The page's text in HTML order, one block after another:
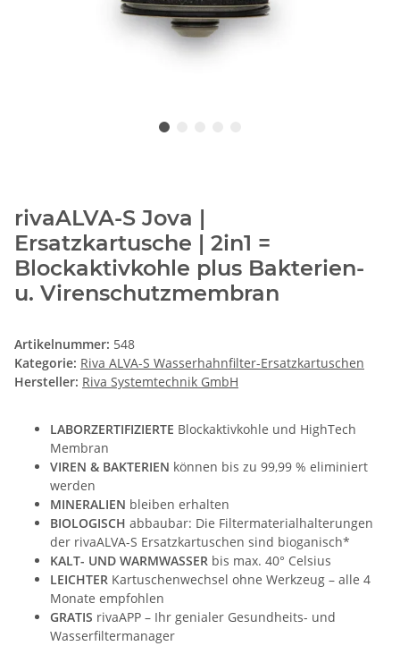
rivaALVA-S Jova |
Ersatzkartusche | 2in1 =
Blockaktivkohle plus Bakterien-
u. Virenschutzmembran
Artikelnummer: 548
Kategorie: Riva ALVA-S Wasserhahnfilter-Ersatzkartuschen
Hersteller: Riva Systemtechnik GmbH
LABORZERTIFIZIERTE Blockaktivkohle und HighTech
Membran
VIREN & BAKTERIEN können bis zu 99,99 % eliminiert
werden
MINERALIEN bleiben erhalten
BIOLOGISCH abbaubar: Die Filtermaterialhalterungen
der rivaALVA-S Ersatzkartuschen sind bioganisch*
KALT- UND WARMWASSER bis max. 40° Celsius
LEICHTER Kartuschenwechsel ohne Werkzeug – alle 4
Monate empfohlen
GRATIS rivaAPP – Ihr genialer Gesundheits- und
Wasserfiltermanager